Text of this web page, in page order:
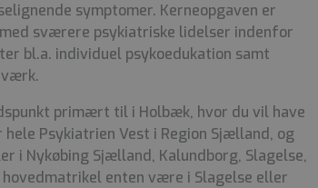
symptomer. Kerneopgaven er
sværere psykiatriske lidelser indenfor
bl.a. individuel psykoedukation samt
primært til i Holbæk, hvor du vil have
Psykiatrien Vest i Region Sjælland, og
i Nykøbing Sjælland, Kalundborg, Slagelse,
enten være i Slagelse eller